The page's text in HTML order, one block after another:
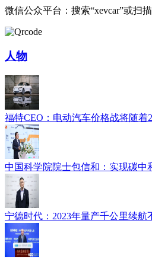
微信公众平台：搜索“xevcar”或扫
人物
福特CEO：电动汽车价格战将随着
中国科学院院士包信和：实现碳中
宁德时代：2023年量产千公里续航